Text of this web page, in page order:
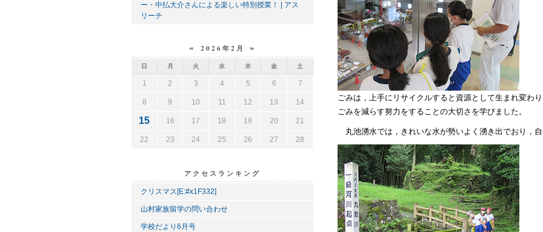
ー・中払大介さんによる楽しい特別授業！ | アス
リーチ
« 2026年2月 »
日 月 火 水 木 金 土
1 2 3 4 5 6 7
8 9 10 11 12 13 14
15 16 17 18 19 20 21
22 23 24 25 26 27 28
アクセスランキング
クリスマス[E:#x1F332]
山村家族留学の問い合わせ
学校だより6月号
ごみは，上手にリサイクルすると資源として生まれ変わ
ごみを減らす努力をすることの大切さを学びました。
丸池湧水では，きれいな水が勢いよく湧き出でおり，